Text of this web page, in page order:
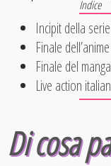
Incipit della serie
Finale dell’anime
Finale del manga
Live action
Di cosa